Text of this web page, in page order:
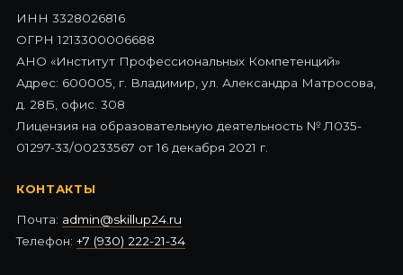
ИНН 3328026816
ОГРН 1213300006688
АНО «Институт Профессиональных Компетенций»
Адрес: 600005, г. Владимир, ул. Александра Матросова,
д. 28Б, офис. 308
Лицензия на образовательную деятельность № Л035-
01297-33/00233567 от 16 декабря 2021 г.
КОНТАКТЫ
Почта: admin@skillup24.ru
Телефон: +7 (930) 222-21-34